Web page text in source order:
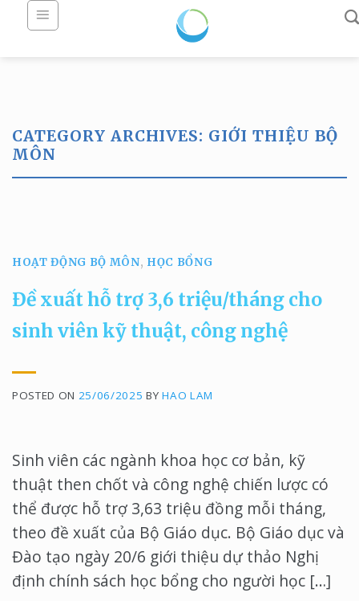
CATEGORY ARCHIVES: GIỚI THIỆU BỘ
MÔN
đào tạo ngành Hải
dương học
17/06/2025
Chương trình đào tạo ngành Hải dương
nguồn [...]
HOẠT ĐỘNG BỘ MÔN, HỌC BỔNG
Đề xuất hỗ trợ 3,6 triệu/tháng cho
sinh viên kỹ thuật, công nghệ
POSTED ON 25/06/2025 BYHAO LAM
Sinh viên các ngành khoa học cơ bản, kỹ
thuật then chốt và công nghệ chiến lược có
thể được hỗ trợ 3,63 triệu đồng mỗi tháng,
theo đề xuất của Bộ Giáo dục. Bộ Giáo dục và
Đào tạo ngày 20/6 giới thiệu dự thảo Nghị
định chính sách học bổng cho người học […]